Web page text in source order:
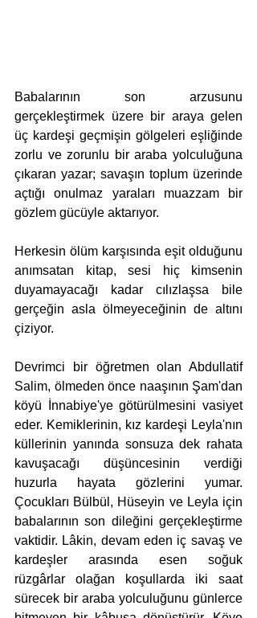
Babalarının son arzusunu
gerçekleştirmek üzere bir araya gelen
üç kardeşi geçmişin gölgeleri eşliğinde
zorlu ve zorunlu bir araba yolculuğuna
çıkaran yazar; savaşın toplum üzerinde
açtığı onulmaz yaraları muazzam bir
gözlem gücüyle aktarıyor.
Herkesin ölüm karşısında eşit olduğunu
anımsatan kitap, sesi hiç kimsenin
duyamayacağı kadar cılızlaşsa bile
gerçeğin asla ölmeyeceğinin de altını
çiziyor.
Devrimci bir öğretmen olan Abdullatif
Salim, ölmeden önce naaşının Şam'dan
köyü İnnabiye'ye götürülmesini vasiyet
eder. Kemiklerinin, kız kardeşi Leyla'nın
küllerinin yanında sonsuza dek rahata
kavuşacağı düşüncesinin verdiği
huzurla hayata gözlerini yumar.
Çocukları Bülbül, Hüseyin ve Leyla için
babalarının son dileğini gerçekleştirme
vaktidir. Lâkin, devam eden iç savaş ve
kardeşler arasında esen soğuk
rüzgârlar olağan koşullarda iki saat
sürecek bir araba yolculuğunu günlerce